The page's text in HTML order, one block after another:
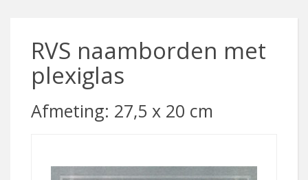
RVS naamborden met
plexiglas
Afmeting: 27,5 x 20 cm